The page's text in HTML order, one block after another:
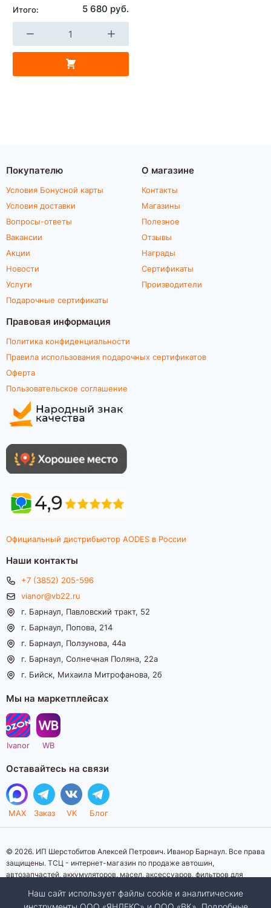
Итого: 5 680 руб.
Покупателю
Условия Бонусной карты
Условия доставки
Вопросы-ответы
Вакансии
Акции
Новости
Услуги
Подарочные сертификаты
О магазине
Контакты
Магазины
Полезное
Отзывы
Награды
Сертификаты
Производители
Правовая информация
Политика конфиденциальности
Правила использования подарочных сертификатов
Оферта
Пользовательское соглашение
Официальный дистрибьютор AODES в России
Наши контакты
+7 (3852) 205-596
vianor@vb22.ru
г. Барнаул, Павловский тракт, 52
г. Барнаул, Попова, 214
г. Барнаул, Ползунова, 44а
г. Барнаул, Солнечная Поляна, 22а
г. Бийск, Михаила Митрофанова, 2б
Мы на маркетплейсах
Ivanor WB
Оставайтесь на связи
MAX Заказ VK Блог
© 2026. ИП Шерстобитов Алексей Петрович. Иванор Барнаул. Все права
защищены. ТСЦ - интернет-магазин по продаже автошин,
автозапчастей, аккумуляторов, масел, аксессуаров, фильтров для
информационный характер. Представленная информация о товарах, их
Наш сайт использует файлы cookie и аналитические